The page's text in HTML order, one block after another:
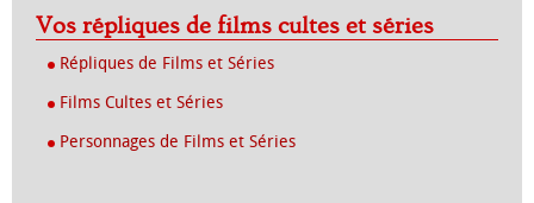
Vos répliques de films cultes et séries
Répliques de Films et Séries
Films Cultes et Séries
Personnages de Films et Séries